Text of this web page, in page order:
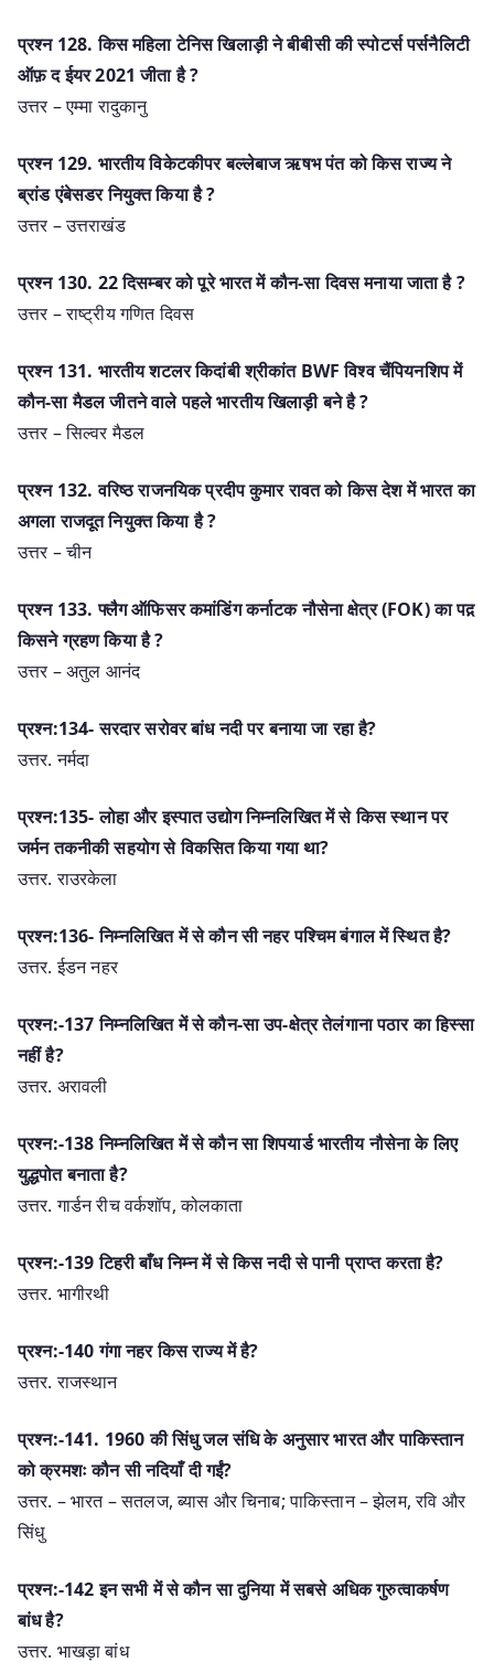
प्रश्न 128. किस महिला टेनिस खिलाड़ी ने बीबीसी की स्पोटर्स पर्सनैलिटी
ऑफ़ द ईयर 2021 जीता है ?
उत्तर – एम्मा रादुकानु
प्रश्न 129. भारतीय विकेटकीपर बल्लेबाज ऋषभ पंत को किस राज्य ने
ब्रांड एंबेसडर नियुक्त किया है ?
उत्तर – उत्तराखंड
प्रश्न 130. 22 दिसम्बर को पूरे भारत में कौन-सा दिवस मनाया जाता है ?
उत्तर – राष्ट्रीय गणित दिवस
प्रश्न 131. भारतीय शटलर किदांबी श्रीकांत BWF विश्व चैंपियनशिप में
कौन-सा मैडल जीतने वाले पहले भारतीय खिलाड़ी बने है ?
उत्तर – सिल्वर मैडल
प्रश्न 132. वरिष्ठ राजनयिक प्रदीप कुमार रावत को किस देश में भारत का
अगला राजदूत नियुक्त किया है ?
उत्तर – चीन
प्रश्न 133. फ्लैग ऑफिसर कमांडिंग कर्नाटक नौसेना क्षेत्र (FOK) का पद़
किसने ग्रहण किया है ?
उत्तर – अतुल आनंद
प्रश्न:134- सरदार सरोवर बांध नदी पर बनाया जा रहा है?
उत्तर. नर्मदा
प्रश्न:135- लोहा और इस्पात उद्योग निम्नलिखित में से किस स्थान पर
जर्मन तकनीकी सहयोग से विकसित किया गया था?
उत्तर. राउरकेला
प्रश्न:136- निम्नलिखित में से कौन सी नहर पश्चिम बंगाल में स्थित है?
उत्तर. ईडन नहर
प्रश्न:-137 निम्नलिखित में से कौन-सा उप-क्षेत्र तेलंगाना पठार का हिस्सा
नहीं है?
उत्तर. अरावली
प्रश्न:-138 निम्नलिखित में से कौन सा शिपयार्ड भारतीय नौसेना के लिए
युद्धपोत बनाता है?
उत्तर. गार्डन रीच वर्कशॉप, कोलकाता
प्रश्न:-139 टिहरी बाँध निम्न में से किस नदी से पानी प्राप्त करता है?
उत्तर. भागीरथी
प्रश्न:-140 गंगा नहर किस राज्य में है?
उत्तर. राजस्थान
प्रश्न:-141. 1960 की सिंधु जल संधि के अनुसार भारत और पाकिस्तान
को क्रमशः कौन सी नदियाँ दी गईं?
उत्तर. – भारत – सतलज, ब्यास और चिनाब; पाकिस्तान – झेलम, रवि और
सिंधु
प्रश्न:-142 इन सभी में से कौन सा दुनिया में सबसे अधिक गुरुत्वाकर्षण
बांध है?
उत्तर. भाखड़ा बांध